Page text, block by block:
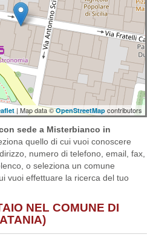
| Map data ©OpenStreetMap contributors
sede a Misterbianco in
quello di cui vuoi conoscere
numero di telefono, email, fax,
o seleziona un comune
vuoi effettuare la ricerca del tuo
NEL COMUNE DI